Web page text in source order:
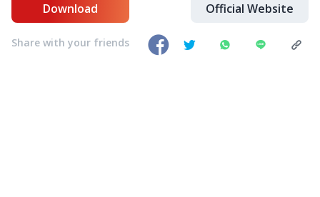
Download Official Website
Share with your friends